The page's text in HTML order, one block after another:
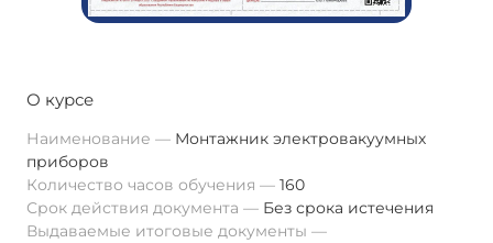
О курсе
Наименование
Монтажник электровакуумных
приборов
Количество часов обучения
160
Срок действия документа
Без срока истечения
Выдаваемые итоговые документы